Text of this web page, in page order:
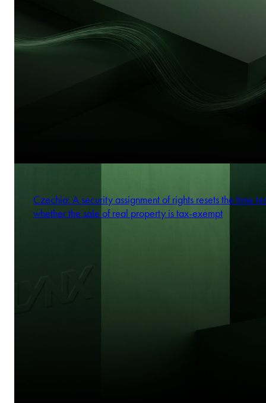
Czechia: A security assignment of rights resets the time
whether the sale of real property is tax-exempt